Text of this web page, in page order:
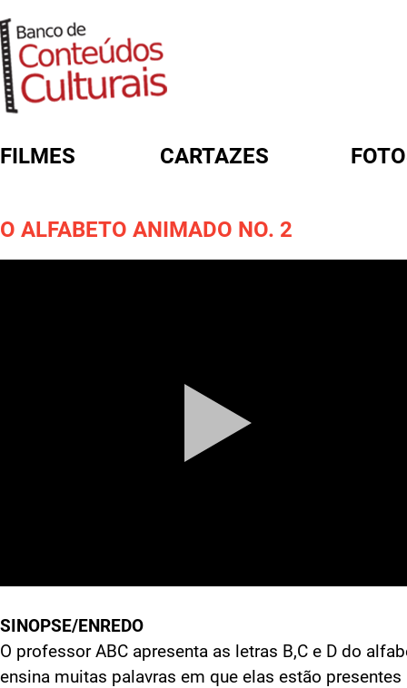
FILMES CARTAZES
O ALFABETO ANIMADO NO. 2
SINOPSE/ENREDO
O professor ABC apresenta as letras B,C e D do
ensina muitas palavras em que elas estão presentes